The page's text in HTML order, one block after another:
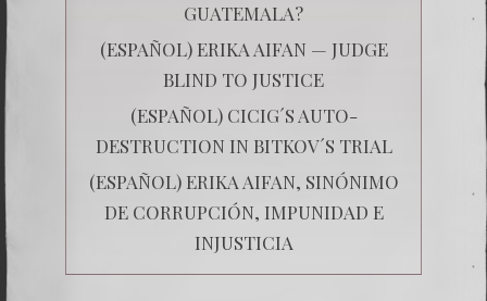
GUATEMALA?
(ESPAÑOL) ERIKA AIFAN — JUDGE
BLIND TO JUSTICE
(ESPAÑOL) CICIG´S AUTO-
DESTRUCTION IN BITKOV´S TRIAL
(ESPAÑOL) ERIKA AIFAN, SINÓNIMO
DE CORRUPCIÓN, IMPUNIDAD E
INJUSTICIA